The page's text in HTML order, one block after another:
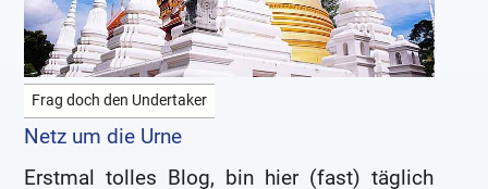
Frag doch den Undertaker
Netz um die Urne
Erstmal tolles Blog, bin hier (fast) täglich